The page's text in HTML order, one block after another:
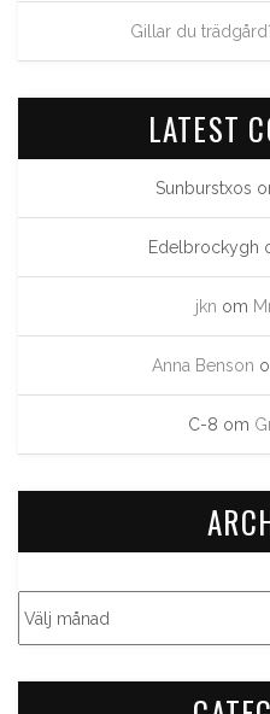
Gillar du
LATEST
Sunburstxos
Edelbrockygh
jkn om
Anna Benson
C-8 om